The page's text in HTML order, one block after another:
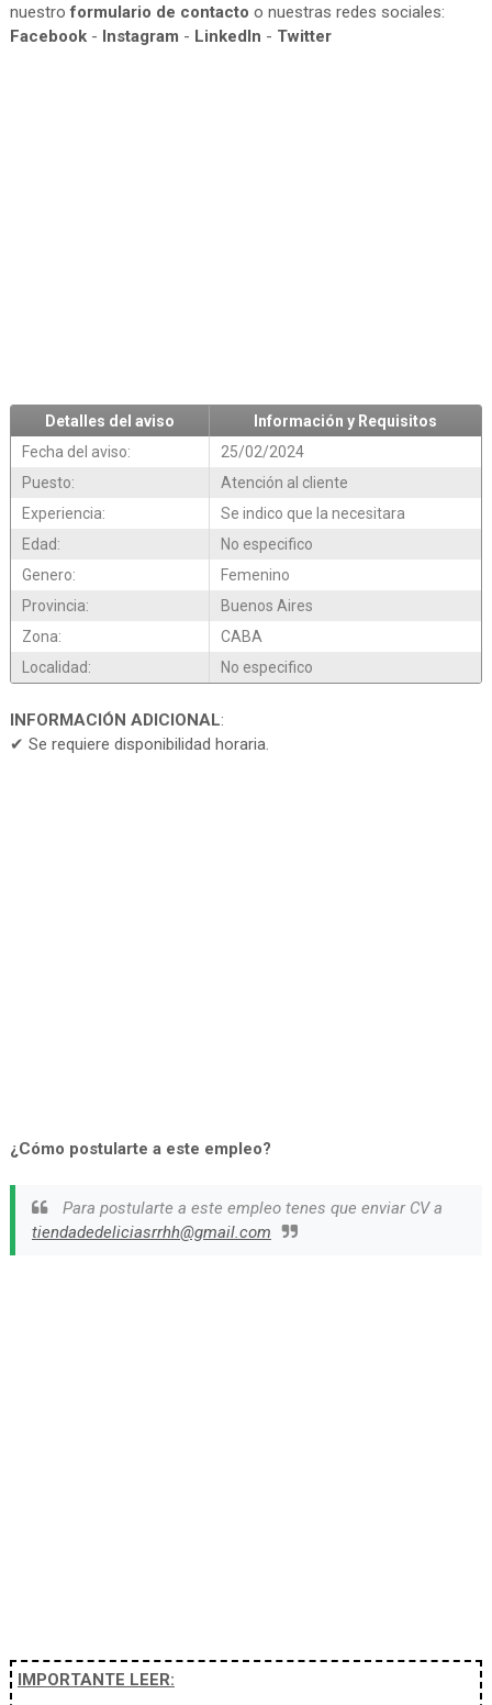
nuestroformulario de contacto o nuestras redes sociales:
Facebook- Instagram - LinkedIn - Twitter
Detalles del aviso
Información y Requisitos
Fecha del aviso:
25/02/2024
Puesto:
Atención al cliente
Experiencia:
Se indico que la necesitara
Edad:
No especifico
Genero:
Femenino
Provincia:
Buenos Aires
Zona:
CABA
Localidad:
No especifico
INFORMACIÓN ADICIONAL:
✔ Se requiere disponibilidad horaria.
¿Cómo postularte a este empleo?
Para postularte a este empleo tenes que enviar CV a
tiendadedeliciasrrhh@gmail.com
IMPORTANTE LEER: